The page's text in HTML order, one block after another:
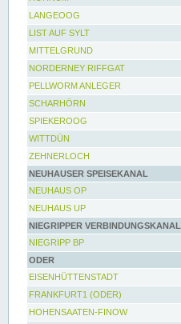
LANGEOOG
LIST AUF SYLT
MITTELGRUND
NORDERNEY RIFFGAT
PELLWORM ANLEGER
SCHARHÖRN
SPIEKEROOG
WITTDÜN
ZEHNERLOCH
NEUHAUSER SPEISEKANAL
NEUHAUS OP
NEUHAUS UP
NIEGRIPPER VERBINDUNGSKANAL
NIEGRIPP BP
ODER
EISENHÜTTENSTADT
FRANKFURT1 (ODER)
HOHENSAATEN-FINOW